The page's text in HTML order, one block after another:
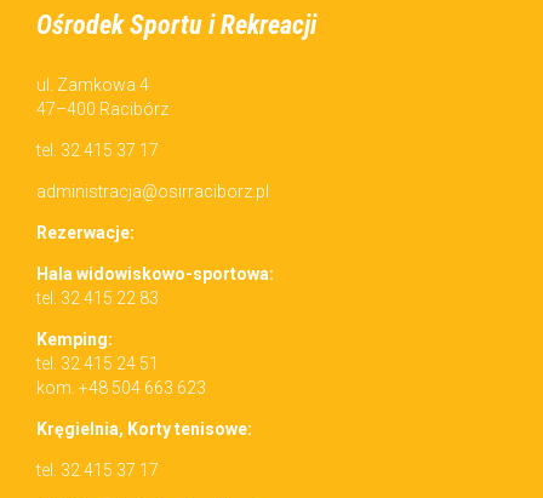
Ośrodek Sportu i Rekreacji
ul. Zamkowa 4
47–400 Racibórz
tel. 32 415 37 17
administracja@osirraciborz.pl
Rez­erwac­je:
Hala wid­owiskowo-sportowa:
tel. 32 415 22 83
Kemp­ing:
tel. 32 415 24 51
kom. +48 504 663 623
Kręgiel­nia, Korty tenisowe:
tel. 32 415 37 17